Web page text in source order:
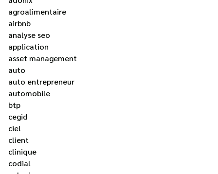
agroalimentaire
airbnb
analyse seo
application
asset management
auto
auto entrepreneur
automobile
btp
cegid
ciel
client
clinique
codial